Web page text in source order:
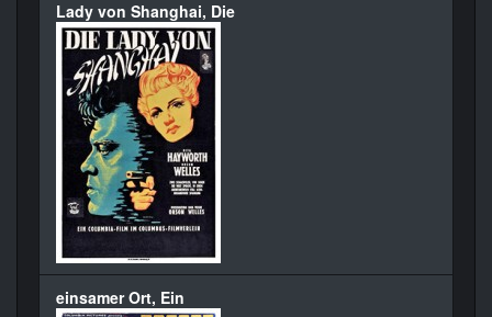
Lady von Shanghai, Die
einsamer Ort, Ein